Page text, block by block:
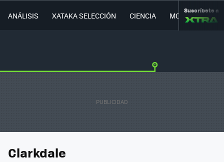
ANÁLISIS XATAKA SELECCIÓN CIENCIA MOVILIDAD
Suscríbete a
Clarkdale